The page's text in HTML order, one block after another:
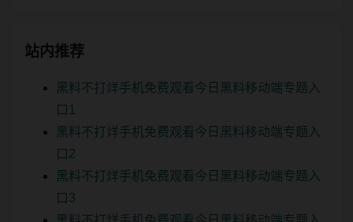
站内推荐
黑料不打烊手机免费观看今日黑料移动端专题入
口1
黑料不打烊手机免费观看今日黑料移动端专题入
口2
黑料不打烊手机免费观看今日黑料移动端专题入
口3